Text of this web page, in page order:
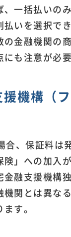
、一括払いの
払いを選択で
の金融機関の
も注意が必要
機構（
合、保証料は
険」への加入
金融支援機構
機関とは異な
す。